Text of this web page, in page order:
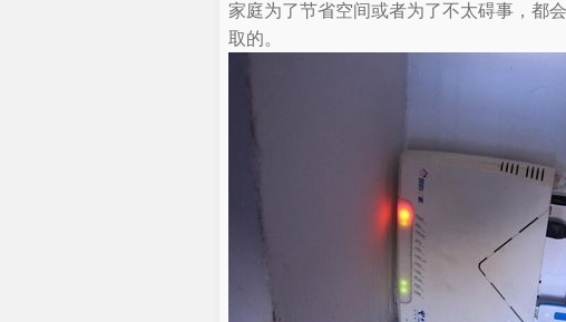
家庭为了节省空间或者为了不太碍事，都
取的。